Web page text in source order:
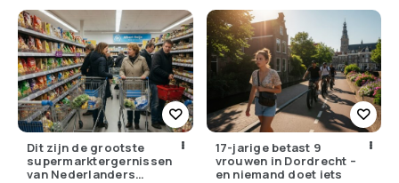
Dit zijn de grootste
supermarktergernissen
van Nederlanders
17-jarige betast 9
vrouwen in Dordrecht –
en niemand doet iets